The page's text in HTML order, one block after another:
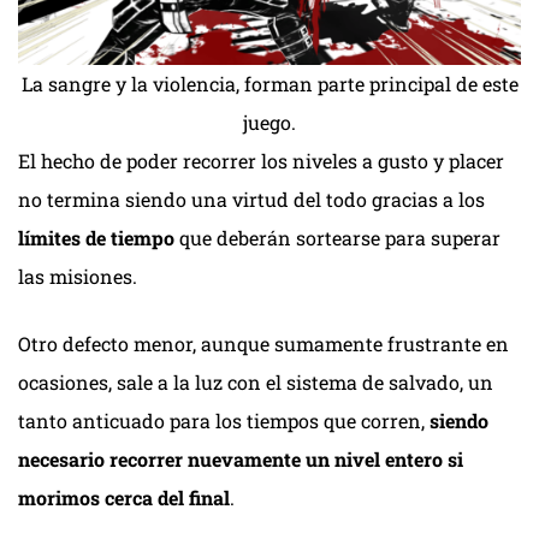
La sangre y la violencia, forman parte principal de este
juego.
El hecho de poder recorrer los niveles a gusto y placer
no termina siendo una virtud del todo gracias a los
límites de tiempoque deberán sortearse para superar
las misiones.
Otro defecto menor, aunque sumamente frustrante en
ocasiones, sale a la luz con el sistema de salvado, un
tanto anticuado para los tiempos que corren,siendo
necesario recorrer nuevamente un nivel entero si
morimos cerca del final.